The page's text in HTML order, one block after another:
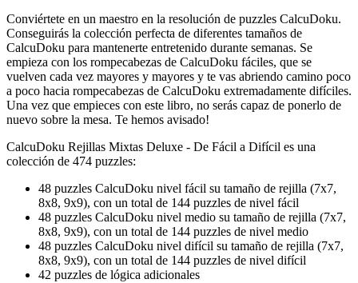
Conviértete en un maestro en la resolución de puzzles CalcuDoku.
Conseguirás la colección perfecta de diferentes tamaños de
CalcuDoku para mantenerte entretenido durante semanas. Se
empieza con los rompecabezas de CalcuDoku fáciles, que se
vuelven cada vez mayores y mayores y te vas abriendo camino poco
a poco hacia rompecabezas de CalcuDoku extremadamente difíciles.
Una vez que empieces con este libro, no serás capaz de ponerlo de
nuevo sobre la mesa. Te hemos avisado!
CalcuDoku Rejillas Mixtas Deluxe - De Fácil a Difícil es una
colección de 474 puzzles:
48 puzzles CalcuDoku nivel fácil su tamaño de rejilla (7x7,
8x8, 9x9), con un total de 144 puzzles de nivel fácil
48 puzzles CalcuDoku nivel medio su tamaño de rejilla (7x7,
8x8, 9x9), con un total de 144 puzzles de nivel medio
48 puzzles CalcuDoku nivel difícil su tamaño de rejilla (7x7,
8x8, 9x9), con un total de 144 puzzles de nivel difícil
42 puzzles de lógica adicionales